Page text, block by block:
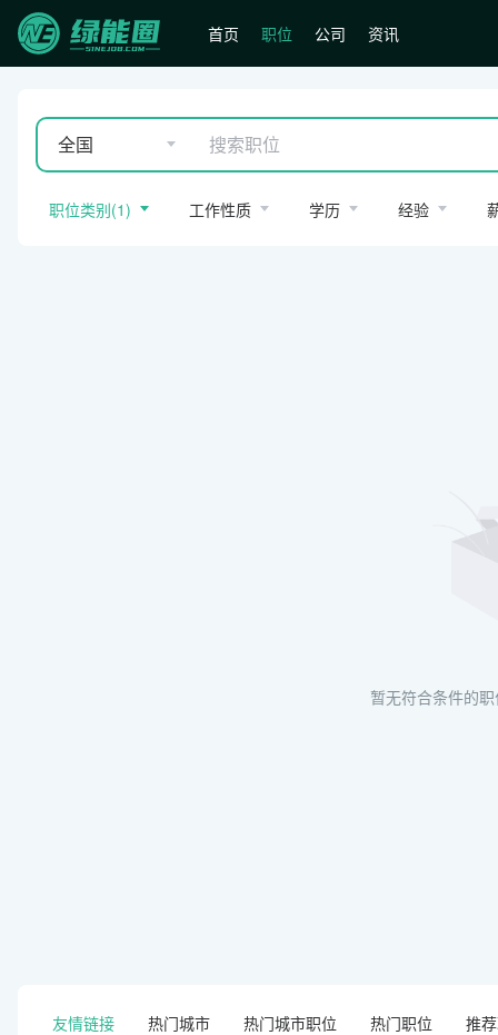
首页 职位 公司 资讯
全国
职位类别(1) 工作性质 学历 经验
暂无符合条件的
友情链接 热门城市 热门城市职位 热门职位 推